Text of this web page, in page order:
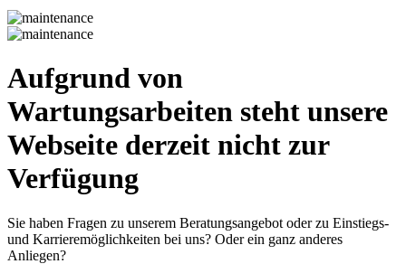
Aufgrund von
Wartungsarbeiten steht unsere
Webseite derzeit nicht zur
Verfügung
Sie haben Fragen zu unserem Beratungsangebot oder zu Einstiegs-
und Karrieremöglichkeiten bei uns? Oder ein ganz anderes
Anliegen?